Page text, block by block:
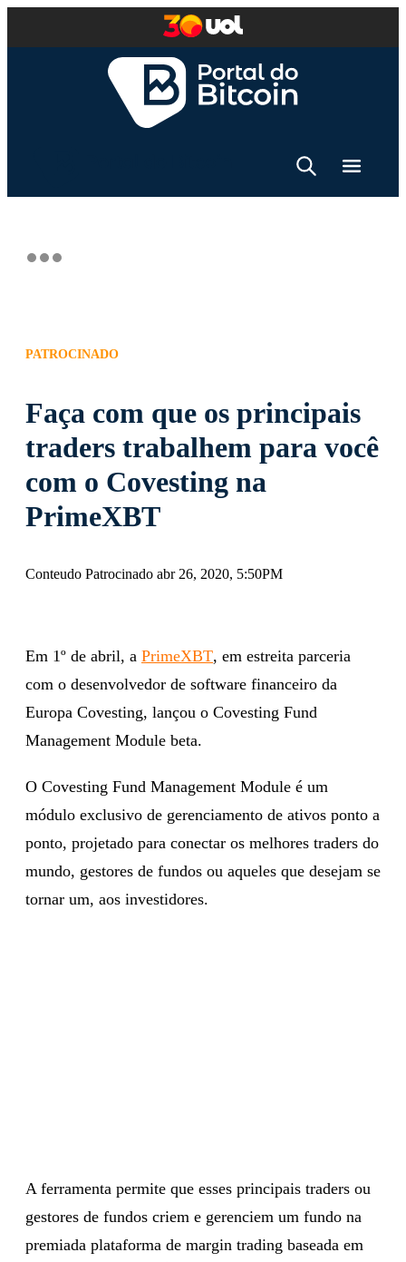
PATROCINADO
Faça com que os principais
traders trabalhem para você
com o Covesting na
PrimeXBT
Conteudo Patrocinado abr 26, 2020, 5:50PM
Em 1º de abril, a PrimeXBT, em estreita parceria
com o desenvolvedor de software financeiro da
Europa Covesting, lançou o Covesting Fund
Management Module beta.
O Covesting Fund Management Module é um
módulo exclusivo de gerenciamento de ativos ponto a
ponto, projetado para conectar os melhores traders do
mundo, gestores de fundos ou aqueles que desejam se
tornar um, aos investidores.
A ferramenta permite que esses principais traders ou
gestores de fundos criem e gerenciem um fundo na
premiada plataforma de margin trading baseada em